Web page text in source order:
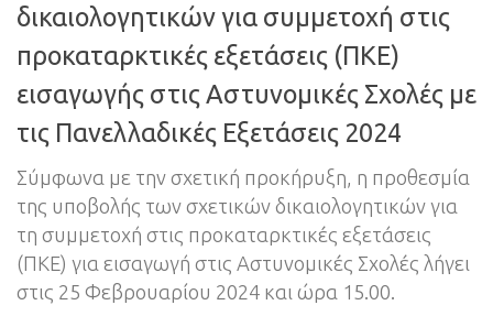
δικαιολογητικών για συμμετοχή στις
προκαταρκτικές εξετάσεις (ΠΚΕ)
εισαγωγής στις Αστυνομικές Σχολές με
τις Πανελλαδικές Εξετάσεις 2024
Σύμφωνα με την σχετική προκήρυξη, η προθεσμία
της υποβολής των σχετικών δικαιολογητικών για
τη συμμετοχή στις προκαταρκτικές εξετάσεις
(ΠΚΕ) για εισαγωγή στις Αστυνομικές Σχολές λήγει
στις 25 Φεβρουαρίου 2024 και ώρα 15.00.